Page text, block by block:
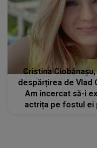
Cristina
despărțirea de Vlad
Am încercat să-i
actrița pe fostul ei